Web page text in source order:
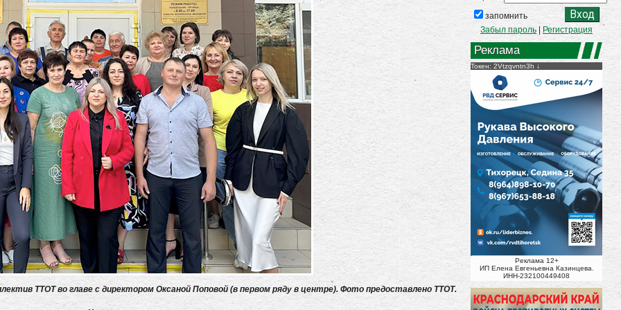
ТТОТ во главе с директором Оксаной Поповой (в первом ряду в центре). Фото предоставлено ТТОТ.
запомнить
Забыл пароль
Регистрация
Реклама
Токен: 2Vtzqvntn3h
Реклама 12+
ИП Елена Евгеньевна Казинцева.
ИНН-232100449408